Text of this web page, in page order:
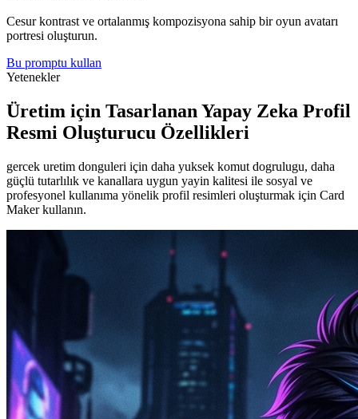
Cesur kontrast ve ortalanmış kompozisyona sahip bir oyun avatarı
portresi oluşturun.
Bu promptu kullan
Yetenekler
Üretim için Tasarlanan Yapay Zeka Profil
Resmi Oluşturucu Özellikleri
gercek uretim donguleri için daha yuksek komut dogrulugu, daha
güçlü tutarlılık ve kanallara uygun yayin kalitesi ile sosyal ve
profesyonel kullanıma yönelik profil resimleri oluşturmak için Card
Maker kullanın.